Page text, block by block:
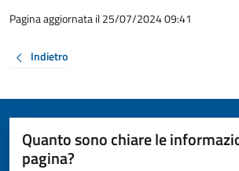
Pagina aggiornata il 25/07/2024 09:41
Indietro
Quanto sono chiare le
pagina?